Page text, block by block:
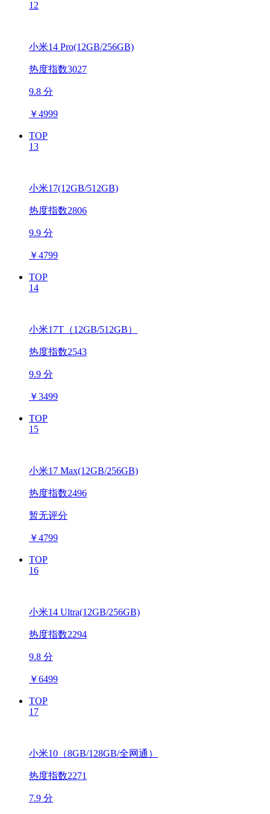
12
小米14 Pro(12GB/256GB)
热度指数3027
9.8 分
￥4999
TOP
13
小米17(12GB/512GB)
热度指数2806
9.9 分
￥4799
TOP
14
小米17T（12GB/512GB）
热度指数2543
9.9 分
￥3499
TOP
15
小米17 Max(12GB/256GB)
热度指数2496
暂无评分
￥4799
TOP
16
小米14 Ultra(12GB/256GB)
热度指数2294
9.8 分
￥6499
TOP
17
小米10（8GB/128GB/全网通）
热度指数2271
7.9 分